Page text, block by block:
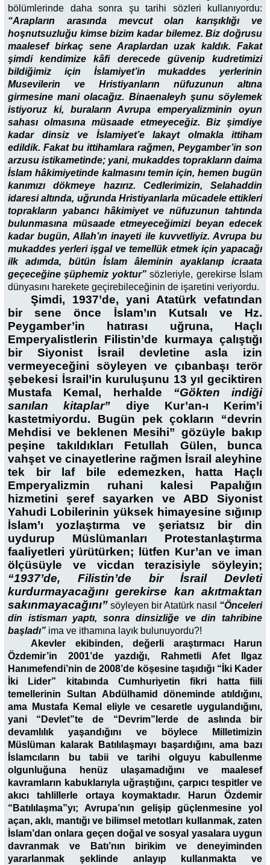
bölümlerinde daha sonra şu tarihi sözleri kullanıyordu:
“Arapların arasında mevcut olan karışıklığı ve
hoşnutsuzluğu kimse bizim kadar bilemez. Biz doğrusu
maalesef birkaç sene Araplardan uzak kaldık. Fakat
şimdi kendimize kâfi derecede güvenip kudretimizi
bildiğimiz için İslamiyet’in mukaddes yerlerinin
Musevilerin ve Hristiyanların nüfuzunun altına
girmesine mani olacağız. Binaenaleyh şunu söylemek
istiyoruz ki, buraların Avrupa emperyalizminin oyun
sahası olmasına müsaade etmeyeceğiz. Biz şimdiye
kadar dinsiz ve İslamiyet’e lakayt olmakla ittiham
edildik. Fakat bu ittihamlara rağmen, Peygamber’in son
arzusu istikametinde; yani, mukaddes toprakların daima
İslam hâkimiyetinde kalmasını temin için, hemen bugün
kanımızı dökmeye hazırız. Cedlerimizin, Selahaddin
idaresi altında, uğrunda Hristiyanlarla mücadele ettikleri
toprakların yabancı hâkimiyet ve nüfuzunun tahtında
bulunmasına müsaade etmeyeceğimizi beyan edecek
kadar bugün, Allah’ın inayeti ile kuvvetliyiz. Avrupa bu
mukaddes yerleri işgal ve temellük etmek için yapacağı
ilk adımda, bütün İslam âleminin ayaklanıp icraata
geçeceğine şüphemiz yoktur”sözleriyle, gerekirse İslam
dünyasını harekete geçirebileceğinin de işaretini veriyordu.
Şimdi, 1937’de, yani Atatürk vefatından
bir sene önce İslam’ın Kutsalı ve Hz.
Peygamber’in hatırası uğruna, Haçlı
Emperyalistlerin Filistin’de kurmaya çalıştığı
bir Siyonist İsrail devletine asla izin
vermeyeceğini söyleyen ve çıbanbaşı terör
şebekesi İsrail’in kuruluşunu 13 yıl geciktiren
Mustafa Kemal, herhalde “Gökten indiği
sanılan kitaplar” diye Kur’an-ı Kerim’i
kastetmiyordu. Bugün pek çokların “devrin
Mehdisi ve beklenen Mesihi” gözüyle bakıp
peşine takıldıkları Fetullah Gülen, bunca
vahşet ve cinayetlerine rağmen İsrail aleyhine
tek bir laf bile edemezken, hatta Haçlı
Emperyalizmin ruhani kalesi Papalığın
hizmetini şeref sayarken ve ABD Siyonist
Yahudi Lobilerinin yüksek himayesine sığınıp
İslam’ı yozlaştırma ve şeriatsız bir din
uydurup Müslümanları Protestanlaştırma
faaliyetleri yürütürken; lütfen Kur’an ve iman
ölçüsüyle ve vicdan terazisiyle söyleyin;
“1937’de, Filistin’de bir İsrail Devleti
kurdurmayacağını gerekirse kan akıtmaktan
sakınmayacağını” söyleyen bir Atatürk nasıl “Önceleri
din istismarı yaptı, sonra dinsizliğe ve din tahribine
başladı” ima ve ithamına layık bulunuyordu?!
Akevler ekibinden, değerli araştırmacı Harun
Özdemir’in 2001’de yazdığı, Rahmetli Afet Ilgaz
Hanımefendi’nin de 2008’de köşesine taşıdığı “İki Kader
İki Lider” kitabında Cumhuriyetin fikri hatta fiili
temellerinin Sultan Abdülhamid döneminde atıldığını,
ama Mustafa Kemal eliyle ve cesaretle uygulandığını,
yani “Devlet”te de “Devrim”lerde de aslında bir
devamlılık yaşandığını ve böylece Milletimizin
Müslüman kalarak Batılılaşmayı başardığını, ama bazı
İslamcıların bu tabii ve tarihi olguyu kabullenme
olgunluğuna henüz ulaşamadığını ve maalesef
kavramların kabuklarıyla uğraştığını, çarpıcı tespitler ve
akıcı tahlillerle ortaya koymaktadır. Harun Özdemir
“Batılılaşma”yı; Avrupa’nın gelişip güçlenmesine yol
açan, aklı, mantığı ve bilimsel metotları kullanmak, zaten
İslam’dan onlara geçen doğal ve sosyal yasalara uygun
davranmak ve Batı’nın birikim ve deneyiminden
yararlanmak şeklinde anlayıp kullanmakta ve